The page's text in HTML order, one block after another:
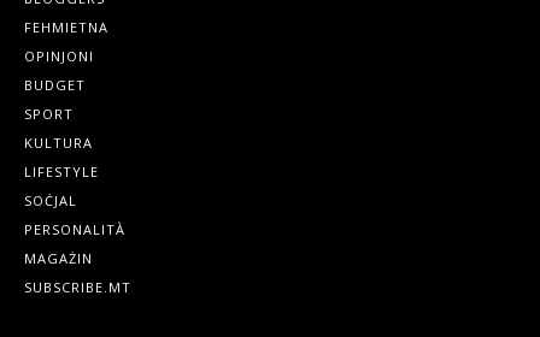
FEHMIETNA
OPINJONI
BUDGET
SPORT
KULTURA
LIFESTYLE
SOĊJAL
PERSONALITÀ
MAGAŻIN
SUBSCRIBE.MT